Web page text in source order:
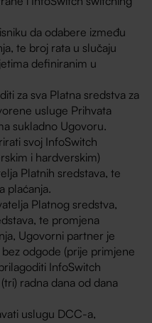
da odabere između
te broj rata u slučaju
definiranim u
za sva Platna sredstva za
usluge Prihvata
sukladno Ugovoru.
svoj InfoSwitch
i hardverskim)
Platnih sredstava, te
plaćanja.
Platnog sredstva,
te promjena
Ugovorni partner je
odgode (prije primjene
InfoSwitch
radna dana od dana
uslugu DCC-a,